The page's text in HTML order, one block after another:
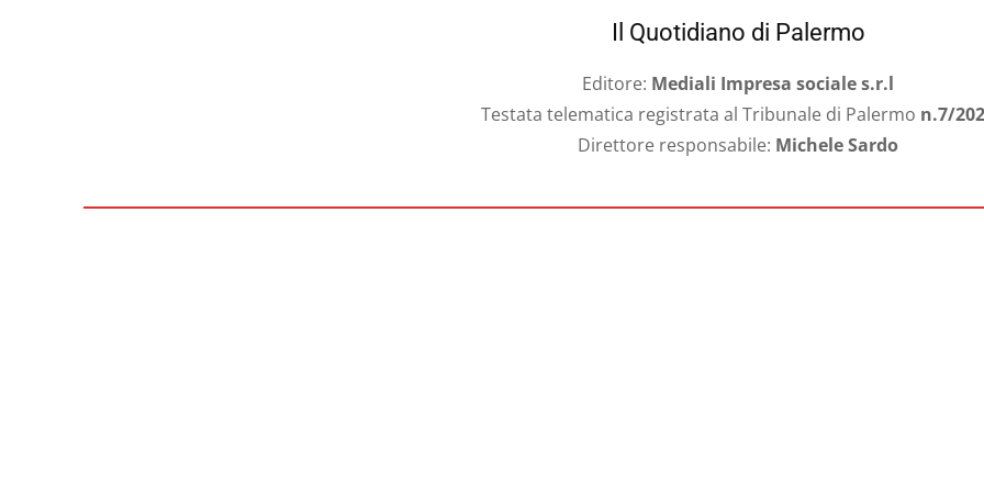
Il Quotidiano di Palermo
Editore: Mediali Impresa sociale s.r.l
Testata telematica registrata al Tribunale di Palermo n.7/
Direttore responsabile: Michele Sardo